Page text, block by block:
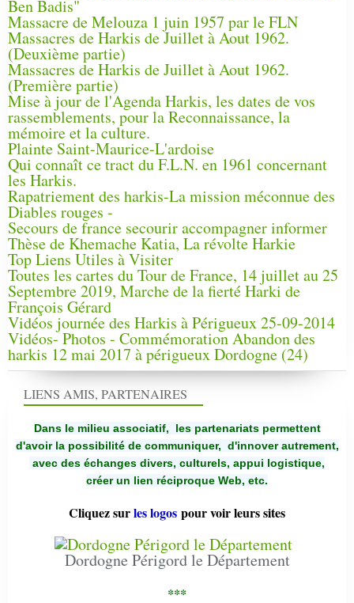
Ben Badis"
Massacre de Melouza 1 juin 1957 par le FLN
Massacres de Harkis de Juillet à Aout 1962.
(Deuxième partie)
Massacres de Harkis de Juillet à Aout 1962.
(Première partie)
Mise à jour de l'Agenda Harkis, les dates de vos
rassemblements, pour la Reconnaissance, la
mémoire et la culture.
Plainte Saint-Maurice-L'ardoise
Qui connaît ce tract du F.L.N. en 1961 concernant
les Harkis.
Rapatriement des harkis-La mission méconnue des
Diables rouges -
Secours de france secourir accompagner informer
Thèse de Khemache Katia, La révolte Harkie
Top Liens Utiles à Visiter
Toutes les cartes du Tour de France, 14 juillet au 25
Septembre 2019, Marche de la fierté Harki de
François Gérard
Vidéos journée des Harkis à Périgueux 25-09-2014
Vidéos- Photos - Commémoration Abandon des
harkis 12 mai 2017 à périgueux Dordogne (24)
LIENS AMIS, PARTENAIRES
Dans le milieu associatif, les partenariats permettent
d'avoir la possibilité de communiquer, d'innover autrement,
avec des échanges divers, culturels, appui logistique,
créer un lien réciproque Web, etc.
Cliquez surles logos pour voir leurs sites
Dordogne Périgord le Département
***